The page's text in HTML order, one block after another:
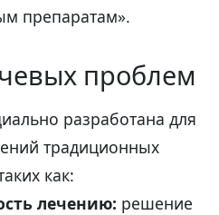
препаратам».
проблем
разработана для
традиционных
как:
лечению: решение